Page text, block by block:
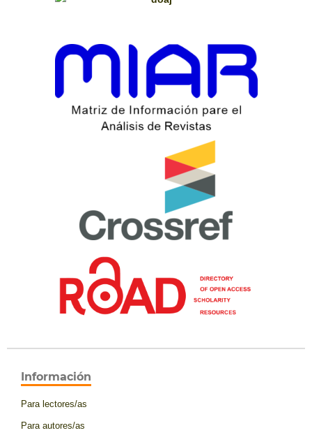
Información
Para lectores/as
Para autores/as